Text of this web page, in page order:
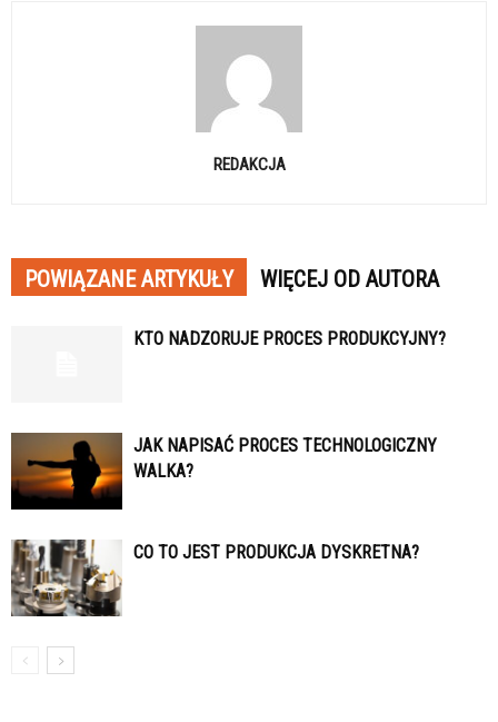
REDAKCJA
POWIĄZANE ARTYKUŁY WIĘCEJ OD AUTORA
KTO NADZORUJE PROCES PRODUKCYJNY?
JAK NAPISAĆ PROCES TECHNOLOGICZNY
WALKA?
CO TO JEST PRODUKCJA DYSKRETNA?